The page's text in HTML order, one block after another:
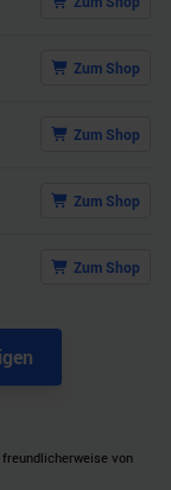
Zum Shop
Zum Shop
Zum Shop
Zum Shop
freundlicherweise von